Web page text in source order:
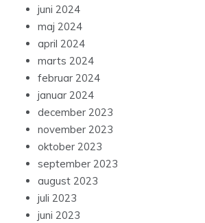
juni 2024
maj 2024
april 2024
marts 2024
februar 2024
januar 2024
december 2023
november 2023
oktober 2023
september 2023
august 2023
juli 2023
juni 2023